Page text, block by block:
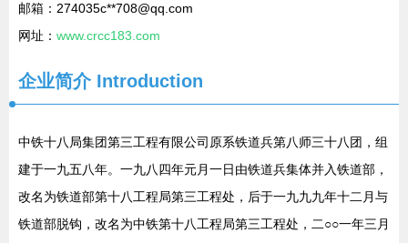
邮箱：274035c**708@qq.com
网址： www.crcc183.com
企业简介Introduction
中铁十八局集团第三工程有限公司原系铁道兵第八师三十八团，组
建于一九五八年。一九八四年元月一日由铁道兵集体并入铁道部，
改名为铁道部第十八工程局第三工程处，后于一九九九年十二月与
铁道部脱钩，改名为中铁第十八工程局第三工程处，二○○一年三月